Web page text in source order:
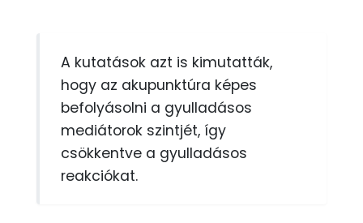
A kutatások azt is kimutatták,
hogy az akupunktúra képes
befolyásolni a gyulladásos
mediátorok szintjét, így
csökkentve a gyulladásos
reakciókat.